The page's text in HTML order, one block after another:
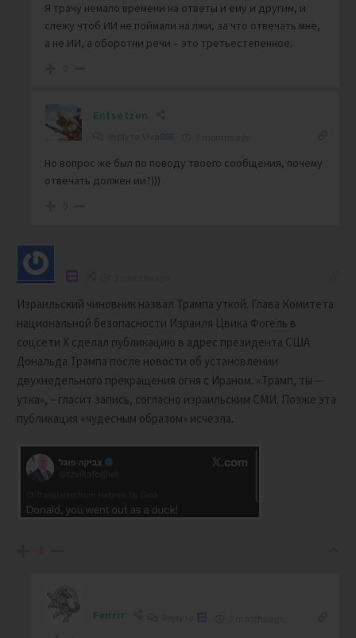
Я трачу немало времени на ответы и ему и другим, и
слежу чтоб ИИ не поймали на лжи, за что отвечать мне,
а не ИИ, а оборотни речи – это третьестепенное.
Entsetzen
Viva888
Но вопрос же был по поводу твоего сообщения, почему
отвечать должен ии?)))
Израильский чиновник назвал Трампа уткой. Глава Комитета
национальной безопасности Израиля Цвика Фогель в
соцсети Х сделал публикацию в адрес президента США
Дональда Трампа после новости об установлении
двухнедельного прекращения огня с Ираном. «Трамп, ты —
утка», – гласит запись, согласно израильским СМИ. Позже эта
публикация «чудесным образом» исчезла.
Fenrir